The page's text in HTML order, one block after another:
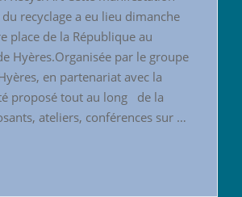
recyclage a eu lieu dimanche
place de la République au
Hyères.Organisée par le groupe
en partenariat avec la
proposé tout au long de la
ateliers, conférences sur …